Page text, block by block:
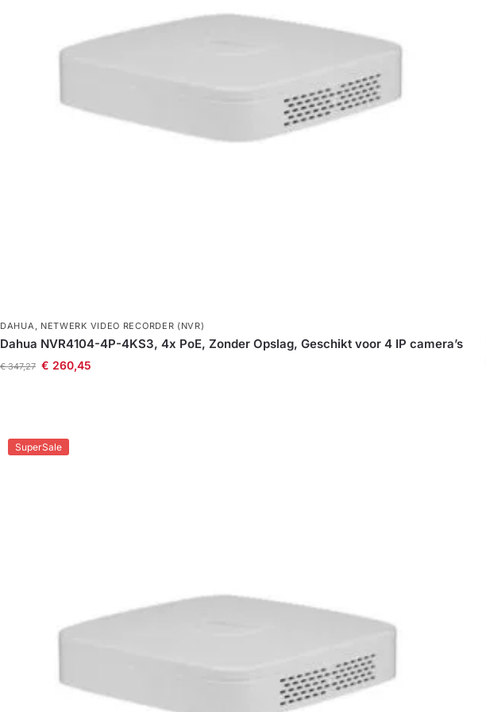
DAHUA, NETWERK VIDEO RECORDER (NVR)
Dahua NVR4104-4P-4KS3, 4x PoE, Zonder Opslag, Geschikt voor 4 IP camera’s
€347,27 € 260,45
SuperSale